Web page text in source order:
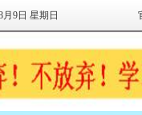
9日 星期日